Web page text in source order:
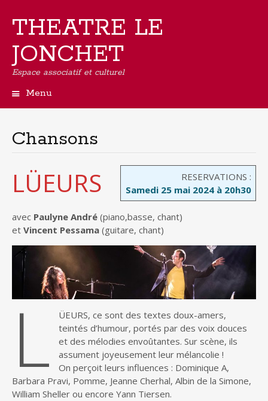
THEATRE LE
JONCHET
Espace associatif et culturel
Menu
principal
Chansons
RESERVATIONS :
Samedi 25 mai 2024 à 20h30
LÜEURS
avec Paulyne André (piano,basse, chant)
et Vincent Pessama (guitare, chant)
L
ÜEURS, ce sont des textes doux-amers,
teintés d’humour, portés par des voix douces
et des mélodies envoûtantes. Sur scène, ils
assument joyeusement leur mélancolie !
On perçoit leurs influences : Dominique A,
Barbara Pravi, Pomme, Jeanne Cherhal, Albin de la Simone,
William Sheller ou encore Yann Tiersen.